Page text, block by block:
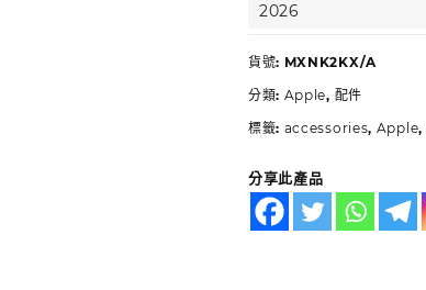
2026
貨號: MXNK2KX/A
分類: Apple, 配件
標籤: accessories, Apple,
分享此產品